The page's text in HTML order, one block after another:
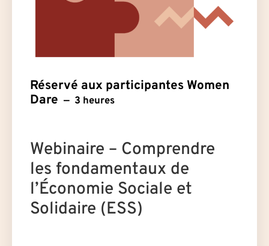
Réservé aux participantes Women
Dare
3 heures
Webinaire – Comprendre
les fondamentaux de
l’Économie Sociale et
Solidaire (ESS)